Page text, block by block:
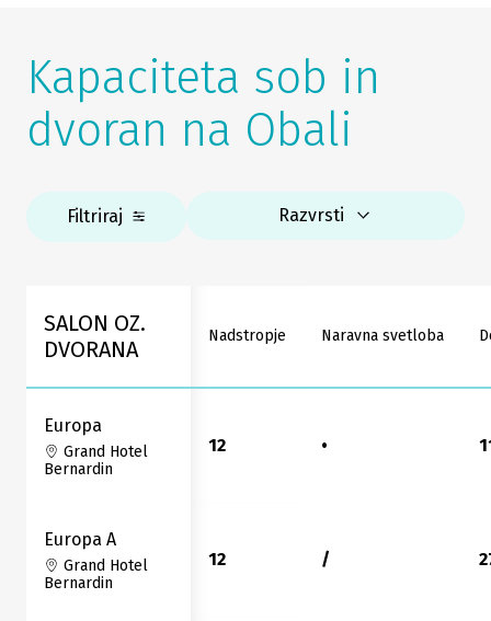
Kapaciteta sob in
dvoran na Obali
Filtriraj Razvrsti
SALON OZ.
DVORANA
Nadstropje Naravna svetloba
Europa
Grand Hotel
Bernardin
12 •
Europa A
Grand Hotel
Bernardin
12 /